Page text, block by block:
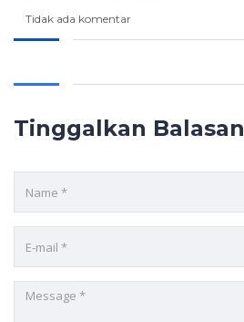
Tidak ada komentar
Tinggalkan Balasan